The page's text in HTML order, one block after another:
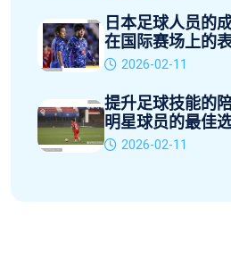
日本足球人员的
在国际赛场上的
2026-02-11
提升足球技能的
明星球员的最佳
2026-02-11